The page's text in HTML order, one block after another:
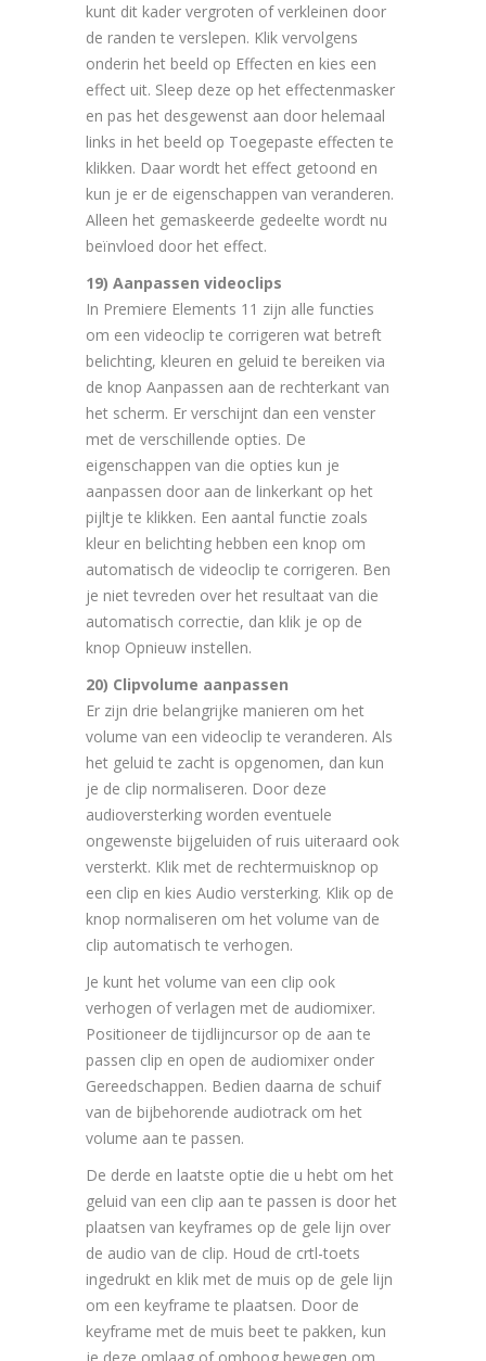
kunt dit kader vergroten of verkleinen door
de randen te verslepen. Klik vervolgens
onderin het beeld op Effecten en kies een
effect uit. Sleep deze op het effectenmasker
en pas het desgewenst aan door helemaal
links in het beeld op Toegepaste effecten te
klikken. Daar wordt het effect getoond en
kun je er de eigenschappen van veranderen.
Alleen het gemaskeerde gedeelte wordt nu
beïnvloed door het effect.
19) Aanpassen videoclips
In Premiere Elements 11 zijn alle functies
om een videoclip te corrigeren wat betreft
belichting, kleuren en geluid te bereiken via
de knop Aanpassen aan de rechterkant van
het scherm. Er verschijnt dan een venster
met de verschillende opties. De
eigenschappen van die opties kun je
aanpassen door aan de linkerkant op het
pijltje te klikken. Een aantal functie zoals
kleur en belichting hebben een knop om
automatisch de videoclip te corrigeren. Ben
je niet tevreden over het resultaat van die
automatisch correctie, dan klik je op de
knop Opnieuw instellen.
20) Clipvolume aanpassen
Er zijn drie belangrijke manieren om het
volume van een videoclip te veranderen. Als
het geluid te zacht is opgenomen, dan kun
je de clip normaliseren. Door deze
audioversterking worden eventuele
ongewenste bijgeluiden of ruis uiteraard ook
versterkt. Klik met de rechtermuisknop op
een clip en kies Audio versterking. Klik op de
knop normaliseren om het volume van de
clip automatisch te verhogen.
Je kunt het volume van een clip ook
verhogen of verlagen met de audiomixer.
Positioneer de tijdlijncursor op de aan te
passen clip en open de audiomixer onder
Gereedschappen. Bedien daarna de schuif
van de bijbehorende audiotrack om het
volume aan te passen.
De derde en laatste optie die u hebt om het
geluid van een clip aan te passen is door het
plaatsen van keyframes op de gele lijn over
de audio van de clip. Houd de crtl-toets
ingedrukt en klik met de muis op de gele lijn
om een keyframe te plaatsen. Door de
keyframe met de muis beet te pakken, kun